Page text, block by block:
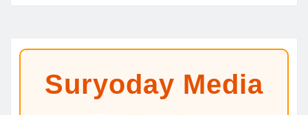
Suryoday Media